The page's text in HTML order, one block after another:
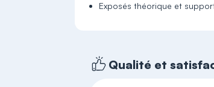
Exposés théorique et
Qualité et